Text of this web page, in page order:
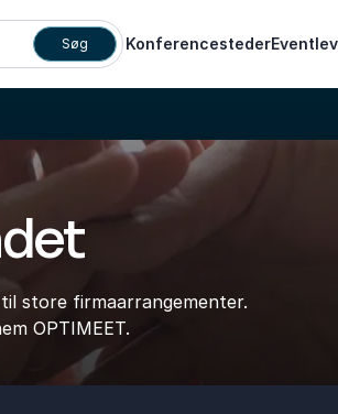
Søg Konferencesteder
store firmaarrangementer.
OPTIMEET.